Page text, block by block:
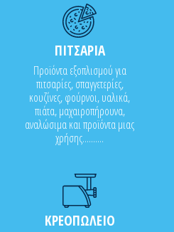
ΠΙΤΣΑΡΙΑ
Προϊόντα εξοπλισμού για
πιτσαρίες, σπαγγετερίες,
κουζίνες, φούρνοι, υαλικά,
πιάτα, μαχαιροπήρουνα,
αναλώσιμα και προϊόντα μιας
χρήσης..........
ΚΡΕΟΠΩΛΕΙΟ